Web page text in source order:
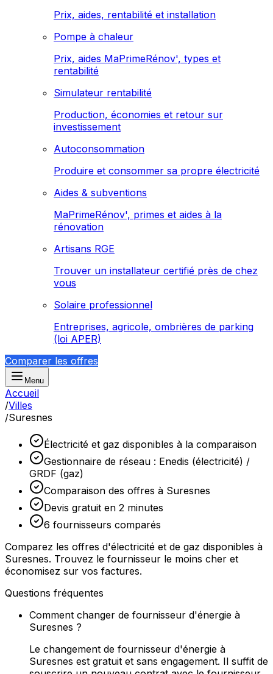
Prix, aides, rentabilité et installation
Pompe à chaleur
Prix, aides MaPrimeRénov', types et
rentabilité
Simulateur rentabilité
Production, économies et retour sur
investissement
Autoconsommation
Produire et consommer sa propre électricité
Aides & subventions
MaPrimeRénov', primes et aides à la
rénovation
Artisans RGE
Trouver un installateur certifié près de chez
vous
Solaire professionnel
Entreprises, agricole, ombrières de parking
(loi APER)
Comparer les offres
Menu
Accueil
/Villes
/Suresnes
Électricité et gaz disponibles à la comparaison
Gestionnaire de réseau : Enedis (électricité) /
GRDF (gaz)
Comparaison des offres à Suresnes
Devis gratuit en 2 minutes
6 fournisseurs comparés
Comparez les offres d'électricité et de gaz disponibles à
Suresnes. Trouvez le fournisseur le moins cher et
économisez sur vos factures.
Questions fréquentes
Comment changer de fournisseur d'énergie à
Suresnes ?
Le changement de fournisseur d'énergie à
Suresnes est gratuit et sans engagement. Il suffit de